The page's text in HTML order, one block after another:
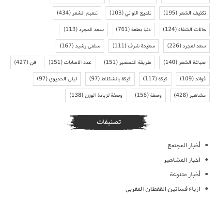
تكثيف الشعر(195) تلميع الاواني(103) تنعيم الشعر(434)
حالات الشفاء(124) دنيا بطمة(761) سعد المجرد(113)
سعد لمجرد(226) سعيدة شرف(111) سلمى رشيد(167)
صباغة الشعر(140) طريقة التحضير(151) عدد الاصابات(151) فن(427)
فوائد(109) كيكة(117) كيكة بالشكلاط(97) ليلى الحديوي(97)
مشاهير(428) وصفة(156) وصفة لزيادة الوزن(138)
تصنيفات
أخبار المجتمع
أخبار المشاهير
أخبار متنوعة
ازياء فساتين القفطان المغربي